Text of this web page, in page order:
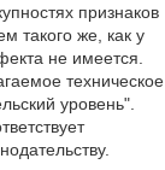
признаков
такого же, как у
не имеется.
техническое
уровень".